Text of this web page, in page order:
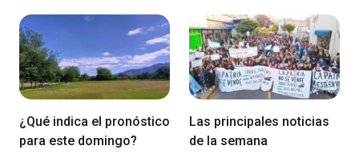
¿Qué indica el pronóstico
para este domingo?
Las principales noticias
de la semana